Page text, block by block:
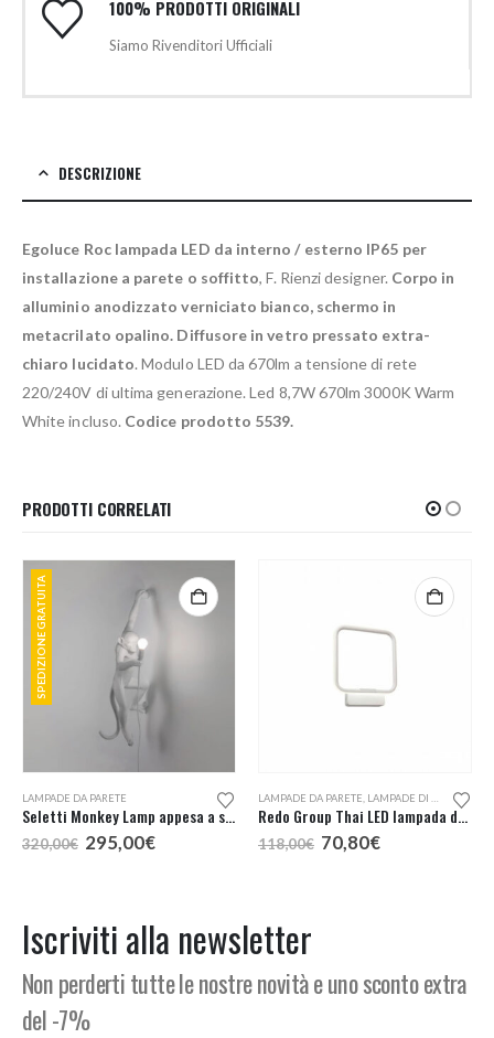
100% PRODOTTI ORIGINALI
Siamo Rivenditori Ufficiali
DESCRIZIONE
Egoluce Roc lampada LED da interno / esterno IP65 per
installazione a parete o soffitto, F. Rienzi designer. Corpo in
alluminio anodizzato verniciato bianco, schermo in
metacrilato opalino. Diffusore in vetro pressato extra-
chiaro lucidato. Modulo LED da 670lm a tensione di rete
220/240V di ultima generazione. Led 8,7W 670lm 3000K Warm
White incluso. Codice prodotto 5539.
PRODOTTI CORRELATI
SPEDIZIONE GRATUITA
LAMPADE DA PARETE
Seletti Monkey Lamp appesa a sinistra
320,00€ Il
prezzo
295,00€Il
LAMPADE DA PARETE LAMPADE DI DESIGN A KM0
Redo Group Thai LED lampada da parete
118,00€ Il
prezzo
70,80€Il
Iscriviti alla newsletter
Non perderti tutte le nostre novità e uno sconto extra
del -7%